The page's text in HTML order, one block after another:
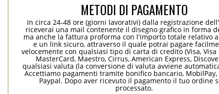
METODI DI PAGAMENTO
In circa 24-48 ore (giorni lavorativi) dalla registrazione
riceverai una mail contenente il disegno grafico in forma
ma anche la fattura proforma con l'importo totale relativo
e un link sicuro, attraverso il quale potrai pagare
velocemente con qualsiasi tipo di carta di credito (Visa, Visa
MasterCard, Maestro, Cirrus, American Express,
qualsiasi valuta (la conversione di valuta avviene
Accettiamo pagamenti tramite bonifico bancario, MobilPay,
Paypal. Dopo aver ricevuto il pagamento il tuo ordine
processato.